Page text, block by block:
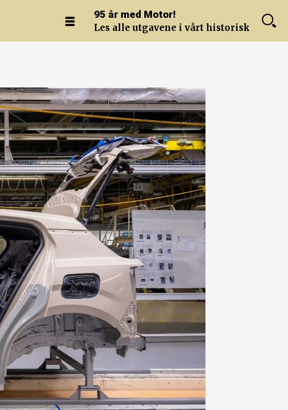
95 år med Motor!
Les alle utgavene i vårt historiske arkiv.